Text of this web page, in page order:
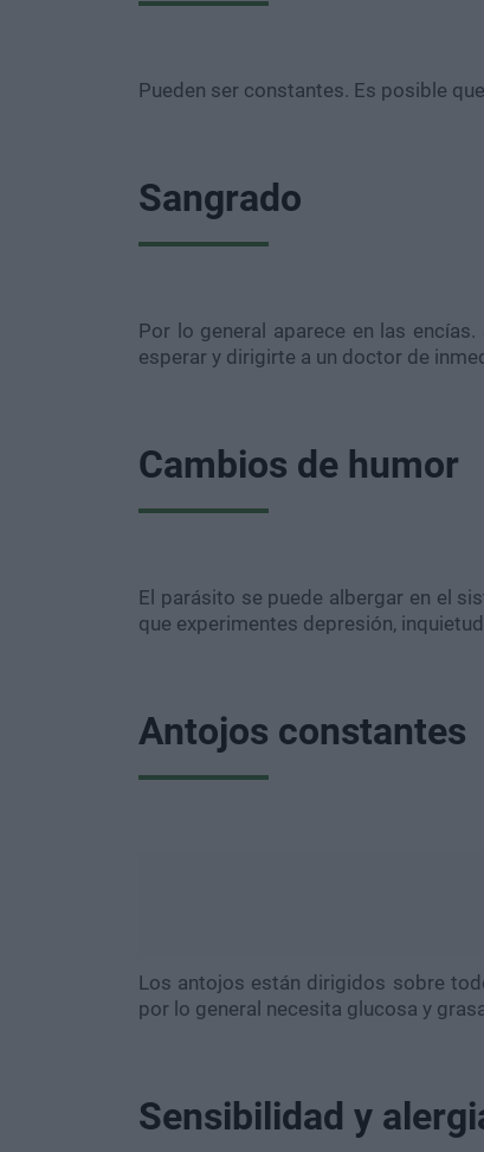
Pueden ser constantes. Es posible
Sangrado
Por lo general aparece en las
esperar y dirigirte a un doctor de
Cambios de humor
El parásito se puede albergar en el
que experimentes depresión,
Antojos constantes
Los antojos están dirigidos sobre
por lo general necesita glucosa y
Sensibilidad y